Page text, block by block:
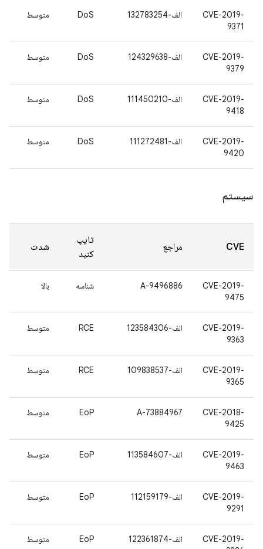
CVE-2019-
9371
الف-132783254 DoS متوسط
CVE-2019-
9379
الف-124329638 DoS متوسط
CVE-2019-
9418
الف-111450210 DoS متوسط
CVE-2019-
9420
الف-111272481 DoS متوسط
سیستم
CVE مراجع
تایپ
کنید
شدت
CVE-2019-
9475
A-9496886 شناسه بالا
CVE-2019-
9363
الف-123584306 RCE متوسط
CVE-2019-
9365
الف-109838537 RCE متوسط
CVE-2018-
9425
A-73884967
EoP متوسط
CVE-2019-
9463
الف-113584607 EoP متوسط
CVE-2019-
9291
الف-112159179 EoP متوسط
CVE-2019-
الف-122361874 EoP متوسط